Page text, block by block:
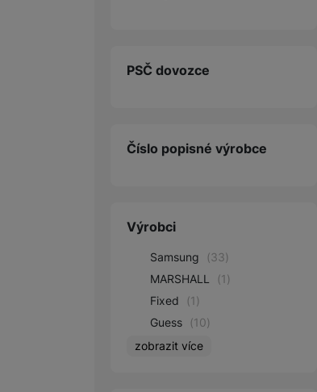
PSČ dovozce
Číslo popisné výrobce
Výrobci
Samsung (33)
MARSHALL
(1)
Fixed
(1)
Guess
(10)
zobrazit více